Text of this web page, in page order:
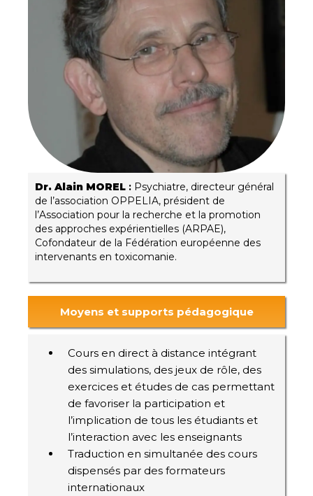
Dr. Alain MOREL : Psychiatre, directeur général
de l’association OPPELIA, président de
l’Association pour la recherche et la promotion
des approches expérientielles (ARPAE),
Cofondateur de la Fédération européenne des
intervenants en toxicomanie.
Moyens et supports pédagogique
Cours en direct à distance intégrant
des simulations, des jeux de rôle, des
exercices et études de cas permettant
de favoriser la participation et
l’implication de tous les étudiants et
l’interaction avec les enseignants
Traduction en simultanée des cours
dispensés par des formateurs
internationaux